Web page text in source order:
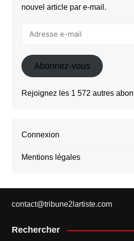
nouvel article par e-mail.
Abonnez-vous
Rejoignez les 1 572 autres
Connexion
Mentions légales
contact@tribune2lartiste.com
Rechercher